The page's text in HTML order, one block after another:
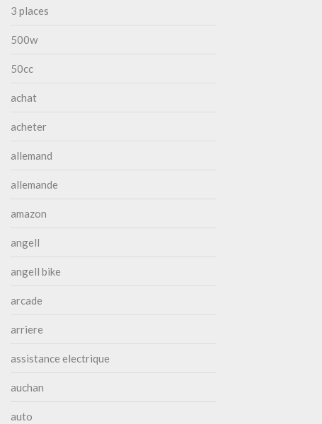
3 places
500w
50cc
achat
acheter
allemand
allemande
amazon
angell
angell bike
arcade
arriere
assistance electrique
auchan
auto